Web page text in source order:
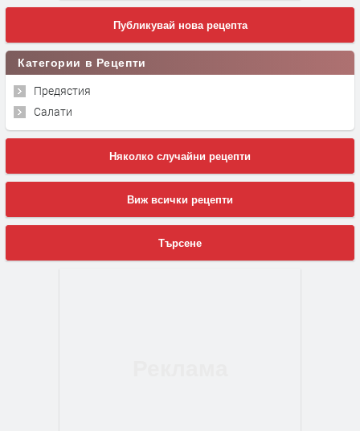
Публикувай нова рецепта
Категории в Рецепти
Предястия
Салати
Няколко случайни рецепти
Виж всички рецепти
Търсене